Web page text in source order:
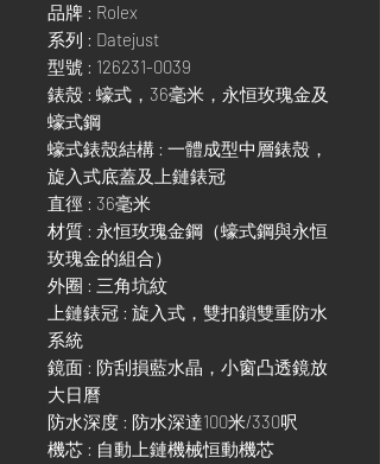
品牌 : Rolex
系列 : Datejust
型號 : 126231-0039
錶殼 : 蠔式，36毫米，永恒玫瑰金及
蠔式鋼
蠔式錶殼結構 : 一體成型中層錶殼，
旋入式底蓋及上鏈錶冠
直徑 : 36毫米
材質 : 永恒玫瑰金鋼（蠔式鋼與永恒
玫瑰金的組合）
外圈 : 三角坑紋
上鏈錶冠 : 旋入式，雙扣鎖雙重防水
系統
鏡面 : 防刮損藍水晶，小窗凸透鏡放
大日曆
防水深度 : 防水深達100米/330呎
機芯 : 自動上鏈機械恒動機芯